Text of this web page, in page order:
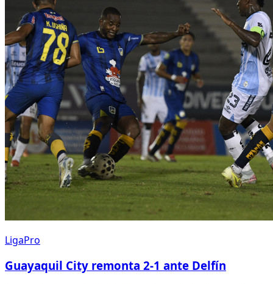
LigaPro
Guayaquil City remonta 2-1 ante Delfín